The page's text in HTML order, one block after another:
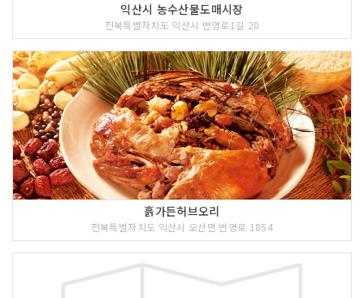
익산시 농수산물도매시장
전북특별자치도 익산시 번영로1길 20
흙가든허브오리
전북특별자치도 익산시 오산면 번영로 1854